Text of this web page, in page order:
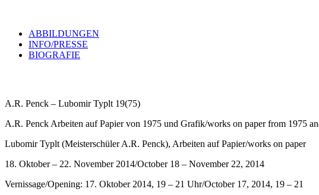
ABBILDUNGEN
INFO/PRESSE
BIOGRAFIE
A.R. Penck – Lubomir Typlt 19(75)
A.R. Penck Arbeiten auf Papier von 1975 und Grafik/works on paper from 1975
Lubomir Typlt (Meisterschüler A.R. Penck), Arbeiten auf Papier/works on paper
18. Oktober – 22. November 2014/October 18 – November 22, 2014
Vernissage/Opening: 17. Oktober 2014, 19 – 21 Uhr/October 17, 2014, 19 – 21